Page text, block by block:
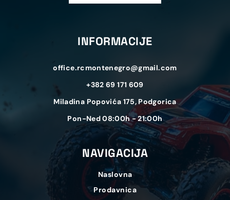
NAVIGACIJA
Naslovna
Prodavnica
INFORMACIJE
office.rcmontenegro@gmail.com
+382 69 171 609
Miladina Popovića 175, Podgorica
Pon-Ned 08:00h - 21:00h